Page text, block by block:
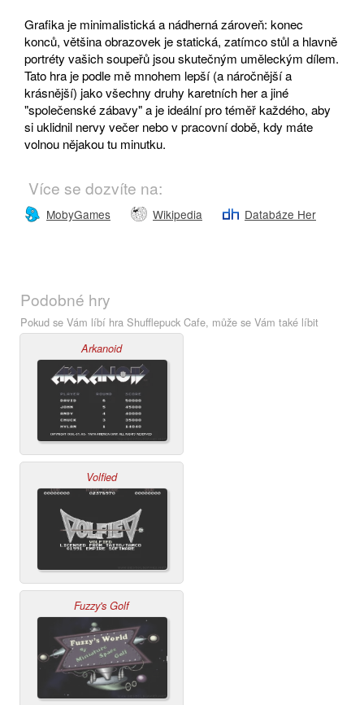
Grafika je minimalistická a nádherná zároveň: konec
konců, většina obrazovek je statická, zatímco stůl a hlavně
portréty vašich soupeřů jsou skutečným uměleckým dílem.
Tato hra je podle mě mnohem lepší (a náročnější a
krásnější) jako všechny druhy karetních her a jiné
"společenské zábavy" a je ideální pro téměř každého, aby
si uklidnil nervy večer nebo v pracovní době, kdy máte
volnou nějakou tu minutku.
Více se dozvíte na:
MobyGames Wikipedia Databáze Her
Podobné hry
Pokud se Vám líbí hra Shufflepuck Cafe, může se Vám také líbit
Arkanoid
Volfied
Fuzzy's Golf